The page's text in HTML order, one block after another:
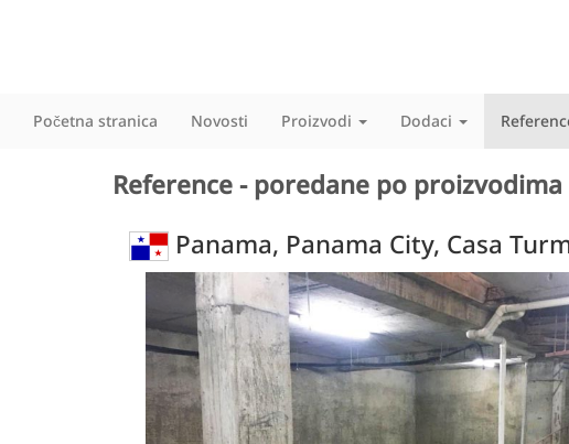
Početna stranica Novosti Proizvodi Dodaci
Reference - poredane po proizvodima
Panama, Panama City, Casa
Previous